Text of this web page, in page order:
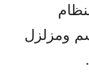
ومزلزل